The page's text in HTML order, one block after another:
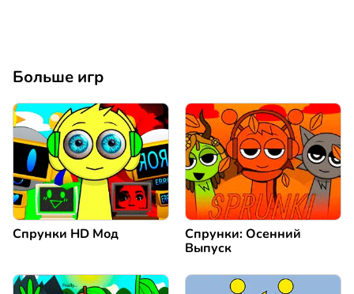
Больше игр
Спрунки HD Мод
Спрунки: Осенний
Выпуск